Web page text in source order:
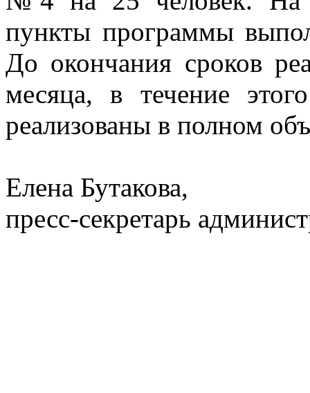
пункты программы
До окончания сроков
месяца, в течение
реализованы в полном
Елена Бутакова,
пресс-секретарь